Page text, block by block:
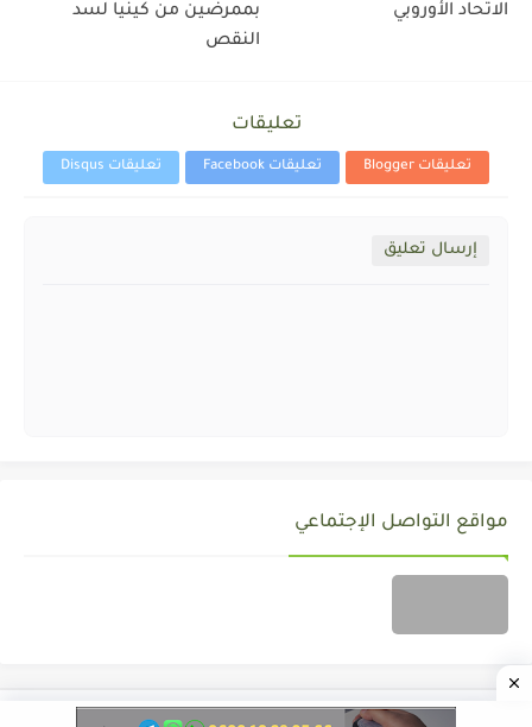
الاتحاد الأوروبي
بممرضين من كينيا لسد
النقص
تعليقات
تعليقات Blogger تعليقات Facebook تعليقات Disqus
إرسال تعليق
مواقع التواصل الإجتماعي
جميع الحقوق محفوظة © ALMOZAWID.COM